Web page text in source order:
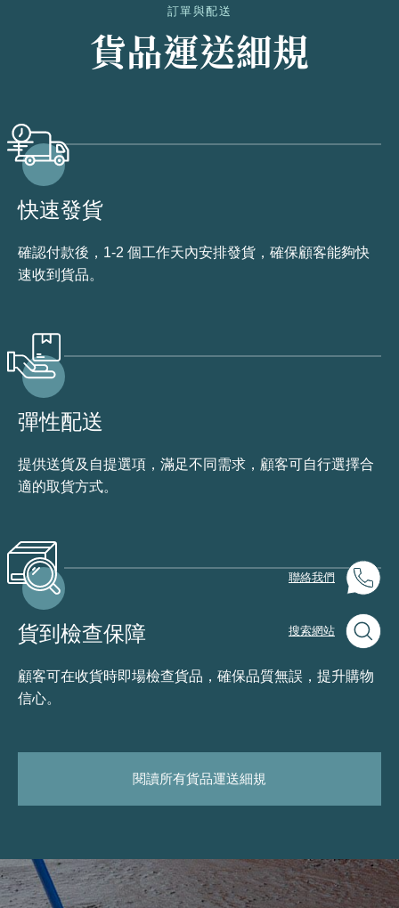
聯絡我們
搜索網站
訂單與配送
貨品運送細規
快速發貨
確認付款後，1-2 個工作天內安排發貨，確保顧客能夠快
速收到貨品。
彈性配送
提供送貨及自提選項，滿足不同需求，顧客可自行選擇合
適的取貨方式。
貨到檢查保障
顧客可在收貨時即場檢查貨品，確保品質無誤，提升購物
信心。
閱讀所有貨品運送細規